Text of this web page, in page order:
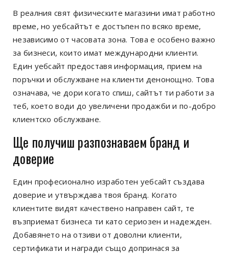
В реалния свят физическите магазини имат работно
време, но уебсайтът е достъпен по всяко време,
независимо от часовата зона. Това е особено важно
за бизнеси, които имат международни клиенти.
Един уебсайт предоставя информация, прием на
поръчки и обслужване на клиенти денонощно. Това
означава, че дори когато спиш, сайтът ти работи за
теб, което води до увеличени продажби и по-добро
клиентско обслужване.
Ще получиш разпознаваем бранд и
доверие
Един професионално изработен уебсайт създава
доверие и утвърждава твоя бранд. Когато
клиентите видят качествено направен сайт, те
възприемат бизнеса ти като сериозен и надежден.
Добавянето на отзиви от доволни клиенти,
сертификати и награди също допринася за